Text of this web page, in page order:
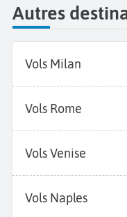
Autres
Vols Milan
Vols Rome
Vols Venise
Vols Naples